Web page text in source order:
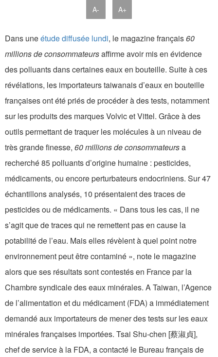
A-
A+
Dans uneétude diffusée lundi, le magazine français60
millions de consommateursaffirme avoir mis en évidence
des polluants dans certaines eaux en bouteille. Suite à ces
révélations, les importateurs taiwanais d’eaux en bouteille
françaises ont été priés de procéder à des tests, notamment
sur les produits des marques Volvic et Vittel. Grâce à des
outils permettant de traquer les molécules à un niveau de
très grande finesse, 60 millions de consommateursa
recherché 85 polluants d’origine humaine : pesticides,
médicaments, ou encore perturbateurs endocriniens. Sur 47
échantillons analysés, 10 présentaient des traces de
pesticides ou de médicaments. « Dans tous les cas, il ne
s’agit que de traces qui ne remettent pas en cause la
potabilité de l’eau. Mais elles révèlent à quel point notre
environnement peut être contaminé », note le magazine
alors que ses résultats sont contestés en France par la
Chambre syndicale des eaux minérales. A Taiwan, l’Agence
de l’alimentation et du médicament (FDA) a immédiatement
demandé aux importateurs de mener des tests sur les eaux
minérales françaises importées. Tsai Shu-chen [蔡淑貞],
chef de service à la FDA, a contacté le Bureau français de